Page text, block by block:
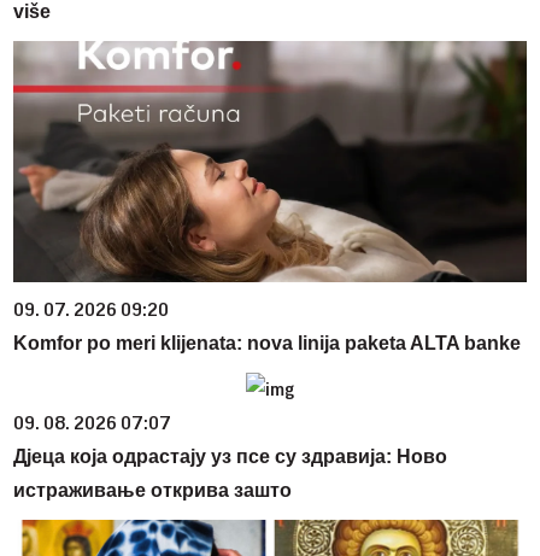
više
09. 07. 2026 09:20
Komfor po meri klijenata: nova linija paketa ALTA banke
09. 08. 2026 07:07
Дјеца која одрастају уз псе су здравија: Ново
истраживање открива зашто